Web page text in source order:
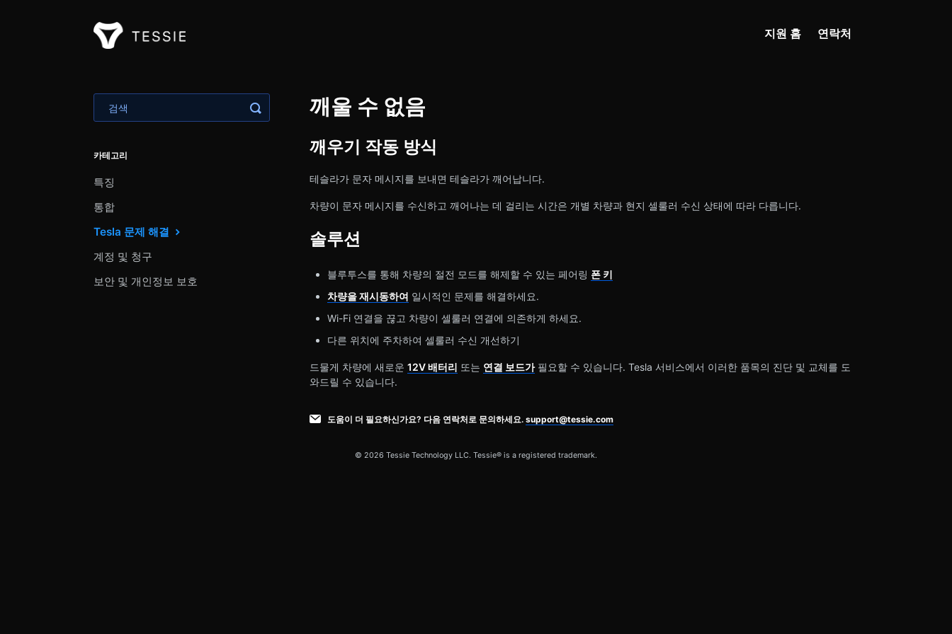
지원 홈 연락처
깨울 수 없음
깨우기 작동 방식
테슬라가 문자 메시지를 보내면 테슬라가 깨어납니다.
차량이 문자 메시지를 수신하고 깨어나는 데 걸리는 시간은 개별 차량과 현지 셀룰러 수신 상태에 따라 다릅니다.
솔루션
블루투스를 통해 차량의 절전 모드를 해제할 수 있는 페어링 폰 키
차량을 재시동하여 일시적인 문제를 해결하세요.
Wi-Fi 연결을 끊고 차량이 셀룰러 연결에 의존하게 하세요.
다른 위치에 주차하여 셀룰러 수신 개선하기
드물게 차량에 새로운 12V 배터리 또는 연결 보드가필요할 수 있습니다. Tesla 서비스에서 이러한 품목의 진단 및 교체를 도
와드릴 수 있습니다.
도움이 더 필요하신가요? 다음 연락처로 문의하세요. support@tessie.com
검색 토글
카테고리
특징
통합
Tesla 문제 해결
계정 및 청구
보안 및 개인정보 보호
© 2026 Tessie Technology LLC. Tessie® is a registered trademark.